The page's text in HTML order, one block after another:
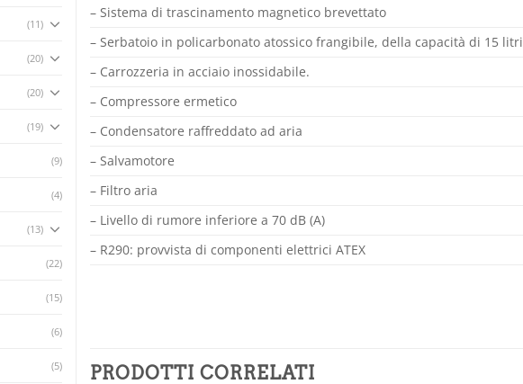
(11)
(20)
(20)
(19)
(9)
(4)
(13)
(22)
(15)
(6)
(5)
– Sistema di trascinamento magnetico brevettato
– Serbatoio in policarbonato atossico frangibile, della capacità di 15 litri
– Carrozzeria in acciaio inossidabile.
– Compressore ermetico
– Condensatore raffreddato ad aria
– Salvamotore
– Filtro aria
– Livello di rumore inferiore a 70 dB (A)
– R290: provvista di componenti elettrici ATEX
PRODOTTI CORRELATI